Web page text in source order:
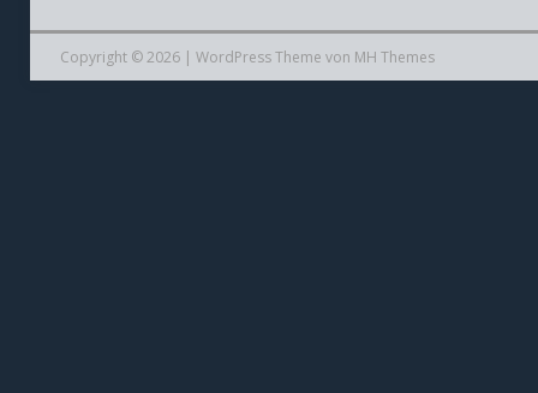
Copyright © 2026 | WordPress Theme von MH Themes